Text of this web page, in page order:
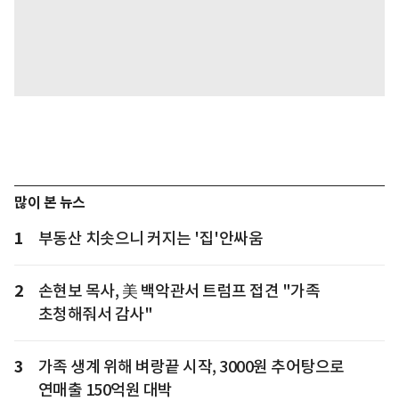
많이 본 뉴스
1 부동산 치솟으니 커지는 '집'안싸움
2
손현보 목사, 美 백악관서 트럼프 접견 "가족
초청해줘서 감사"
3
가족 생계 위해 벼랑끝 시작, 3000원 추어탕으로
연매출 150억원 대박